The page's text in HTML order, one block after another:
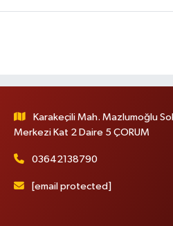
Karakeçili Mah. Mazlumoğlu
Merkezi Kat 2 Daire 5 ÇORUM
03642138790
[email protected]